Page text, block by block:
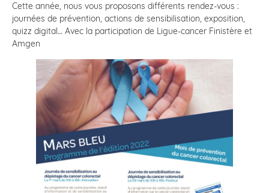
Cette année, nous vous proposons différents rendez-vous :
journées de prévention, actions de sensibilisation, exposition,
quizz digital… Avec la participation de Ligue-cancer Finistère et
Amgen